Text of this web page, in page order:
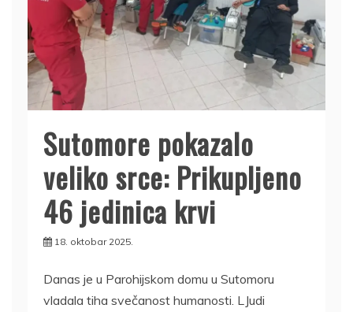
Sutomore pokazalo
veliko srce: Prikupljeno
46 jedinica krvi
18. oktobar 2025.
Danas je u Parohijskom domu u Sutomoru
vladala tiha svečanost humanosti. LJudi